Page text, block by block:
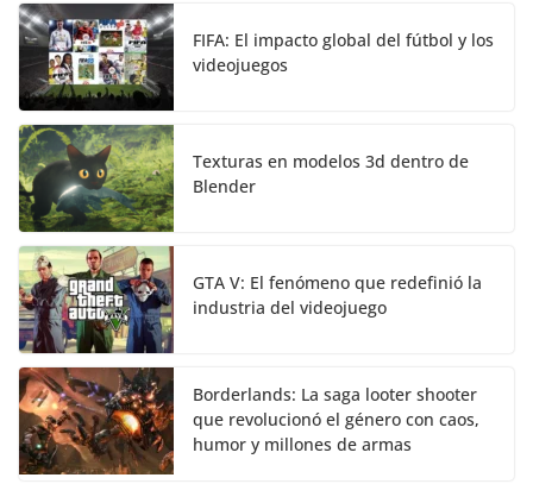
FIFA: El impacto global del fútbol y los
videojuegos
Texturas en modelos 3d dentro de
Blender
GTA V: El fenómeno que redefinió la
industria del videojuego
Borderlands: La saga looter shooter
que revolucionó el género con caos,
humor y millones de armas